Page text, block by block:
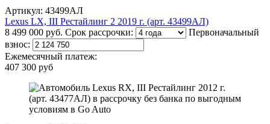
Артикул: 43499АЛ
Lexus LX, III Рестайлинг 2 2019 г. (арт. 43499АЛ)
8 499 000 руб. Срок рассрочки:
Первоначальный
взнос:
Ежемесячный платеж:
407 300 руб